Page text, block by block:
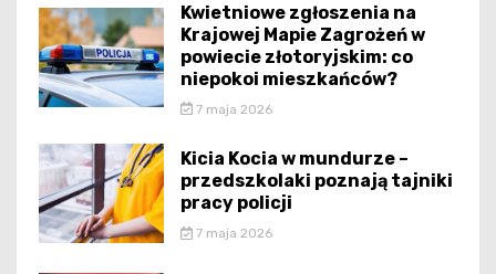
Kwietniowe zgłoszenia na
Krajowej Mapie Zagrożeń w
powiecie złotoryjskim: co
niepokoi mieszkańców?
7 maja 2026
Kicia Kocia w mundurze –
przedszkolaki poznają tajniki
pracy policji
7 maja 2026